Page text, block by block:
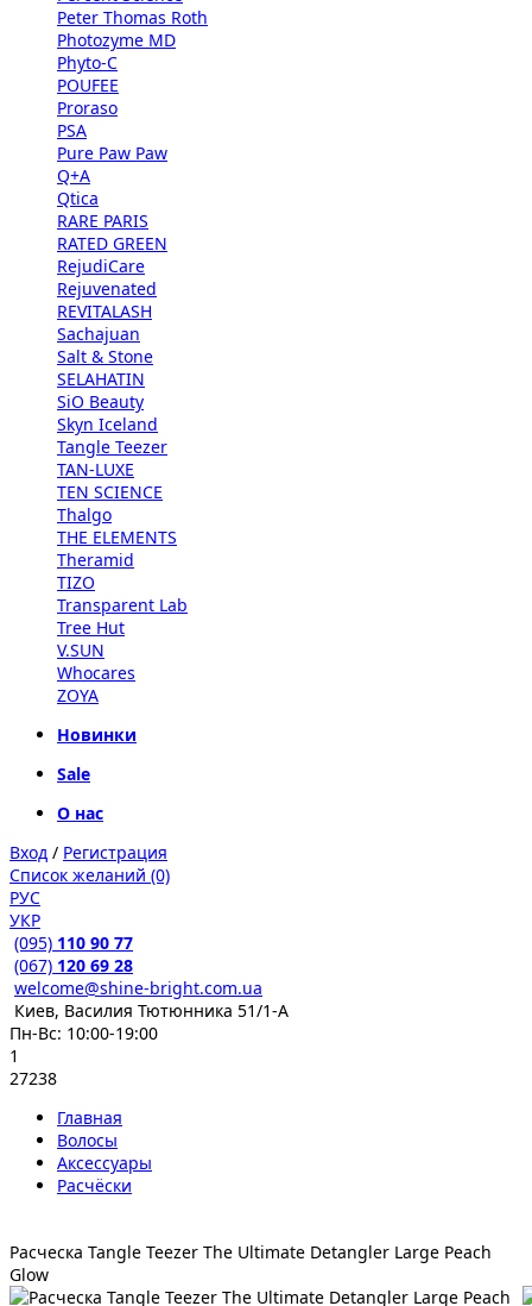
Peter Thomas Roth
Photozyme MD
Phyto-C
POUFEE
Proraso
PSA
Pure Paw Paw
Q+A
Qtica
RARE PARIS
RATED GREEN
RejudiCare
Rejuvenated
REVITALASH
Sachajuan
Salt & Stone
SELAHATIN
SiO Beauty
Skyn Iceland
Tangle Teezer
TAN-LUXE
TEN SCIENCE
Thalgo
THE ELEMENTS
Theramid
TIZO
Transparent Lab
Tree Hut
V.SUN
Whocares
ZOYA
Новинки
Sale
О нас
Вход / Регистрация
Список желаний (0)
РУС
УКР
(095) 110 90 77
(067) 120 69 28
welcome@shine-bright.com.ua
Киев, Василия Тютюнника 51/1-А
Пн-Вс: 10:00-19:00
1
27238
Главная
Волосы
Аксессуары
Расчёски
Расческа Tangle Teezer The Ultimate Detangler Large Peach
Glow